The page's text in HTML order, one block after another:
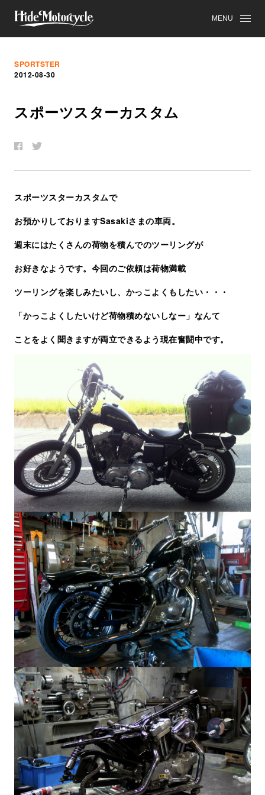
MENU
SPORTSTER
2012-08-30
スポーツスターカスタム
スポーツスターカスタムで
お預かりしておりますSasakiさまの車両。
週末にはたくさんの荷物を積んでのツーリングが
お好きなようです。今回のご依頼は荷物満載
ツーリングを楽しみたいし、かっこよくもしたい・・・
「かっこよくしたいけど荷物積めないしなー」なんて
ことをよく聞きますが両立できるよう現在奮闘中です。